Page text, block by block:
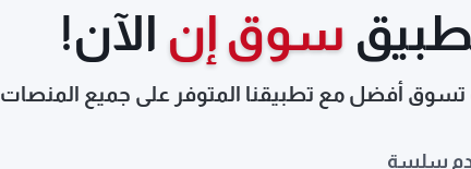
سوق إن الآن!
تسوق أفضل مع تطبيقنا المتوفر على جميع المنصات
سلسة